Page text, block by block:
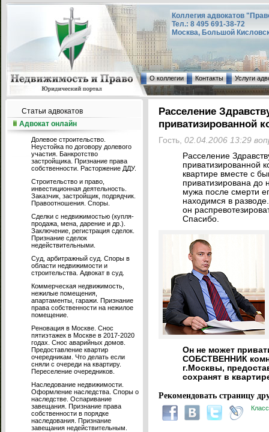
Коллегия адвокатов
Тел.: 8 495 691-38-72
Москва, Большой
О коллегии Контакты Услуги
Статьи адвокатов
Адвокат онлайн
Долевое строительство.
Неустойка по договору долевого
участия. Банкротство
застройщика. Признание права
собственности. Расторжение ДДУ.
Строительство и право,
инвестиционная деятельность.
Заказчик, застройщик, подрядчик.
Правоотношения. Споры.
Сделки с недвижимостью (купля-
продажа, мена, дарение и др.).
Заключение, регистрация сделок.
Признание сделок
недействительными.
Суд, арбитражный суд. Споры в
области недвижимости и
строительства. Адвокат в суд.
Коммерческая недвижимость,
нежилые помещения,
апартаменты, гаражи. Признание
права собственности на нежилое
помещение.
Реновация в Москве. Снос
пятиэтажек в Москве в 2017-2020
годах. Снос аварийных домов.
Предоставление квартир
очередникам. Что делать если
сняли с очереди на квартиру.
Переселение очередников.
Наследование недвижимости.
Оформление наследства. Споры о
наследстве. Оспаривание
завещания. Признание права
собственности в порядке
наследования. Признание
завещания недействительным.
Расселение
приватизированной
Гость, 02.04.2006 13:29
Расселение
приватизированной
квартире вместе с
приватизирована до
мужа после смерти
находимся в
он
Спасибо.
Он не может
СОБСТВЕННИК
г.Москвы,
сохранят в
Рекомендовать страницу